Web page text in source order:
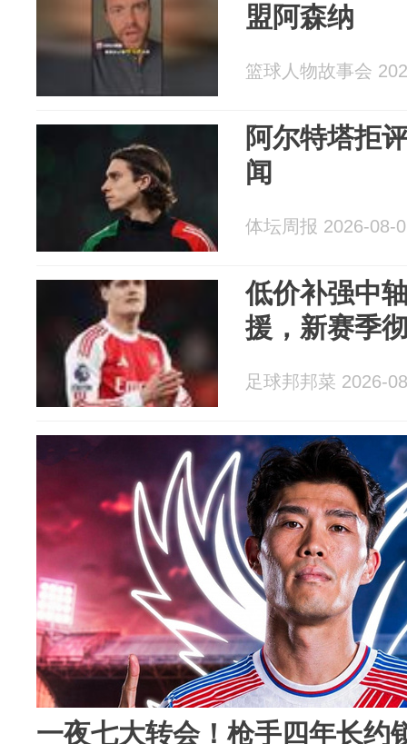
盟阿森纳
篮球人物故事会
阿尔特塔拒
闻
体坛周报 2026-08-
低价补强中
援，新赛季
足球邦邦菜 2026-
一夜七大转会！枪手四年长约